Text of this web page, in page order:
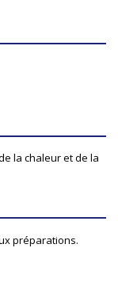
la chaleur et de la
préparations.